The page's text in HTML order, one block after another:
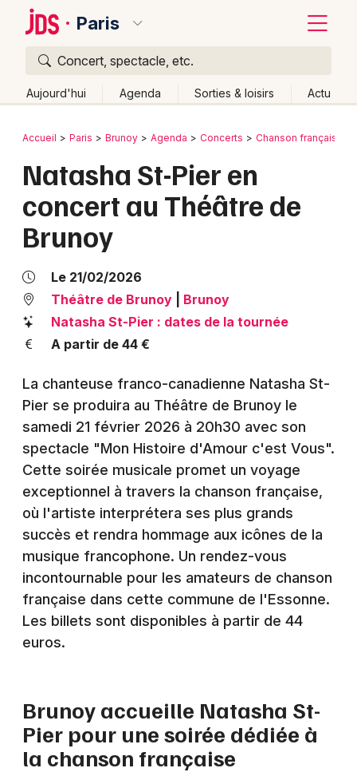
Paris
Concert, spectacle, etc.
Aujourd'hui Agenda Sorties & loisirs Actu
Publier un événement
Grands événements
Activité & Expérience
Manifestations
Foires & salons
Spectacles
Concerts
Sports
Soirées
Sorties famille
Expos
Sorties & loisirs
Bordeaux
Colmar
Lille
Marseille
Mulhouse
Nantes
Nice
Paris
Strasbourg
Toulouse
Toutes les villes
Retour
Accueil Paris Brunoy Agenda Concerts Chanson française
Natasha St-Pier en
concert au Théâtre de
Brunoy
Le 21/02/2026
Théâtre de Brunoy
Brunoy
Natasha St-Pier : dates de la tournée
A partir de 44 €
La chanteuse franco-canadienne Natasha St-
Pier se produira au Théâtre de Brunoy le
samedi 21 février 2026 à 20h30 avec son
spectacle "Mon Histoire d'Amour c'est Vous".
Cette soirée musicale promet un voyage
exceptionnel à travers la chanson française,
où l'artiste interprétera ses plus grands
succès et rendra hommage aux icônes de la
musique francophone. Un rendez-vous
incontournable pour les amateurs de chanson
française dans cette commune de l'Essonne.
Les billets sont disponibles à partir de 44
euros.
Brunoy accueille Natasha St-
Pier pour une soirée dédiée à
la chanson française
Quoi ?
Où ?
Partout
Près de moi Changer de lieu
Quand ?
Effacer les dates
Aujourd'hui
Demain